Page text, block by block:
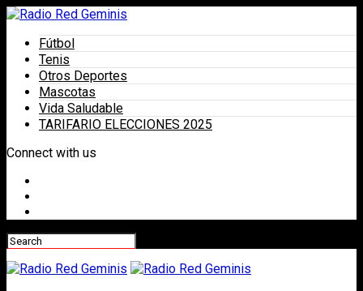
Fútbol
Tenis
Otros Deportes
Mascotas
Vida Saludable
TARIFARIO ELECCIONES 2025
Connect with us